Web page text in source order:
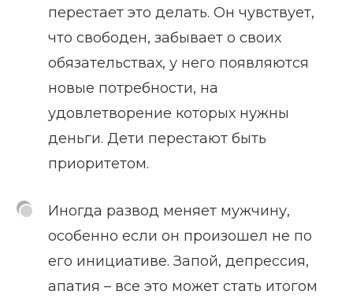
перестает это делать. Он чувствует,
что свободен, забывает о своих
обязательствах, у него появляются
новые потребности, на
удовлетворение которых нужны
деньги. Дети перестают быть
приоритетом.
Иногда развод меняет мужчину,
особенно если он произошел не по
его инициативе. Запой, депрессия,
апатия – все это может стать итогом